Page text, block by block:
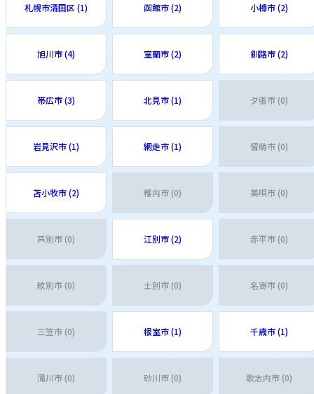
札幌市清田区 (1) 函館市 (2) 小樽市 (2)
旭川市 (4) 室蘭市 (2) 釧路市 (2)
帯広市 (3) 北見市 (1) 夕張市 (0)
岩見沢市 (1) 網走市 (1) 留萌市 (0)
苫小牧市 (2) 稚内市 (0) 美唄市 (0)
芦別市 (0) 江別市 (2) 赤平市 (0)
紋別市 (0) 士別市 (0) 名寄市 (0)
三笠市 (0) 根室市 (1) 千歳市 (1)
滝川市 (0) 砂川市 (0) 歌志内市 (0)